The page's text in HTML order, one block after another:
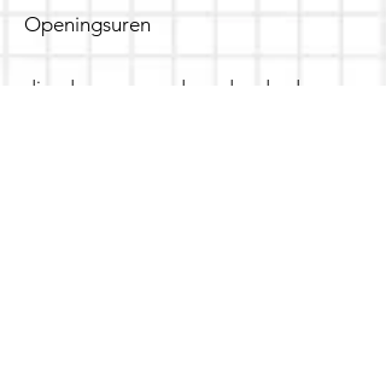
Openingsuren
dinsdag - woensdag- donderdag: